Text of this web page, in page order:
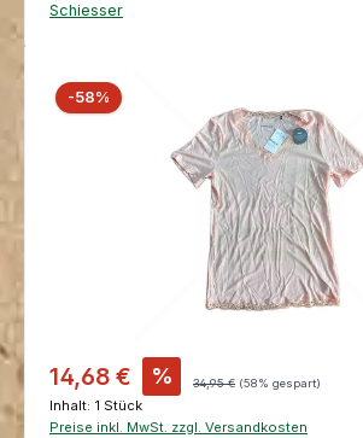
Schiesser
Bildergalerie überspringen
-58% Rabatt
Verkaufspreis:
14,68 € % Regulärer Preis:
34,95 € (58% gespart)
Inhalt: 1 Stück
Preise inkl. MwSt. zzgl. Versandkosten